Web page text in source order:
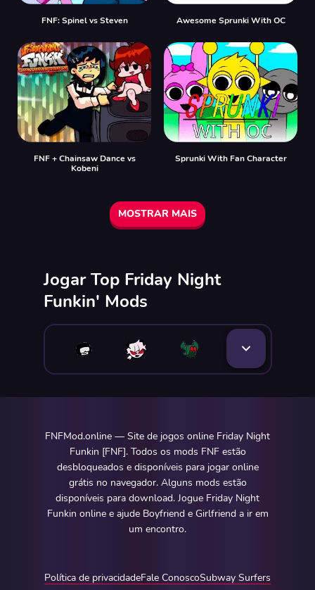
FNF: Spinel vs Steven Awesome Sprunki With OC
FNF + Chainsaw Dance vs
Kobeni
Sprunki With Fan Character
MOSTRAR MAIS
Jogar Top Friday Night
Funkin' Mods
FNFMod.online — Site de jogos online Friday Night
Funkin [FNF]. Todos os mods FNF estão
desbloqueados e disponíveis para jogar online
grátis no navegador. Alguns mods estão
disponíveis para download. Jogue Friday Night
Funkin online e ajude Boyfriend e Girlfriend a ir em
um encontro.
Política de privacidadeFale ConoscoSubway Surfers